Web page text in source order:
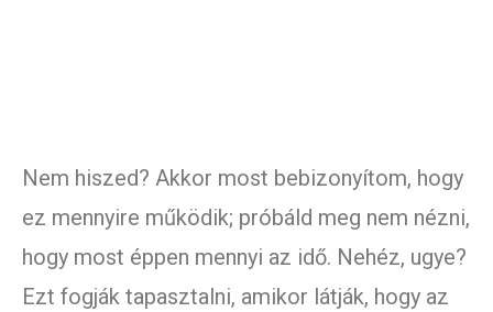
Nem hiszed? Akkor most bebizonyítom, hogy
ez mennyire működik; próbáld meg nem nézni,
hogy most éppen mennyi az idő. Nehéz, ugye?
Ezt fogják tapasztalni, amikor látják, hogy az